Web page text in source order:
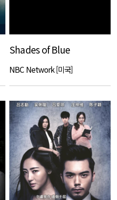
Shades of Blue
NBC Network [미국]